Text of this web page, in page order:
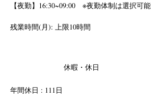
【夜勤】16:30~09:00　※夜勤体制は選択可能
残業時間(月): 上限10時間
休暇・休日
年間休日 : 111日